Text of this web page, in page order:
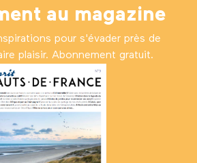
au magazine
pour s'évader près de
plaisir. Abonnement gratuit.